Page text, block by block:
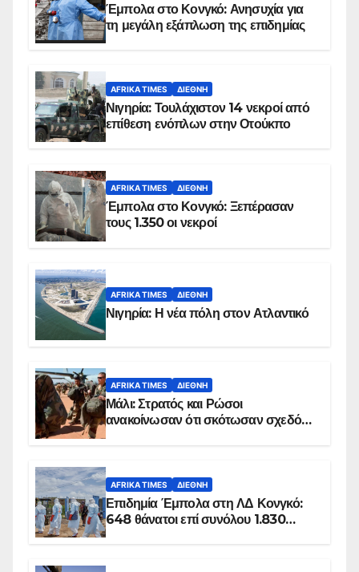
Έμπολα στο Κονγκό: Ανησυχία για
τη μεγάλη εξάπλωση της επιδημίας
AFRIKA TIMES ΔΙΕΘΝΉ
Νιγηρία: Τουλάχιστον 14 νεκροί από
επίθεση ενόπλων στην Οτούκπο
AFRIKA TIMES ΔΙΕΘΝΉ
Έμπολα στο Κονγκό: Ξεπέρασαν
τους 1.350 οι νεκροί
AFRIKA TIMES ΔΙΕΘΝΉ
Νιγηρία: Η νέα πόλη στον Ατλαντικό
AFRIKA TIMES ΔΙΕΘΝΉ
Μάλι: Στρατός και Ρώσοι
ανακοίνωσαν ότι σκότωσαν σχεδόν
AFRIKA TIMES ΔΙΕΘΝΉ
Επιδημία Έμπολα στη ΛΔ Κονγκό:
648 θάνατοι επί συνόλου 1.830